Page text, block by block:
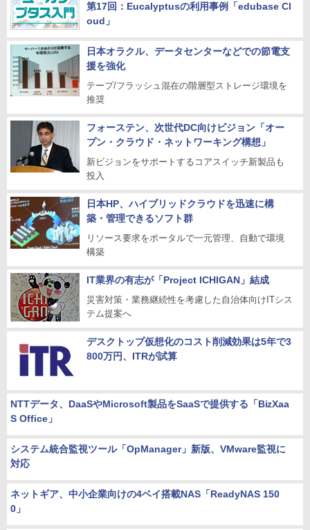
第17回：Eucalyptusの利用事例「edubase Cl
oud」
日本オラクル、データセンターなどでの節電支
援を強化
テープ/フラッシュ混在の階層型ストレージ環境を
推奨
フォーステン、次世代DC向けビジョン「オー
プン・クラウド・ネットワーキング構想」
新ビジョンをサポートするコアスイッチ新製品も
投入
日本HP、ハイブリッドクラウドを迅速に構
築・管理できるソフト群
リソース要求をポータルで一元管理、自動で環境
構築
IT業界の有志が「Project ICHIGAN」結成
災害対策・業務継続性を考慮した自治体向けITシス
テム提案へ
デスクトップ仮想化のコスト削減効果は5年で3
800万円、ITRが試算
NTTデータ、DaaSやMicrosoft製品をSaaSで提供する「BizXaa
S Office」
システム統合監視ツール「OpManager」新版、VMware監視に
対応
ネットギア、中小企業向けの4ベイ搭載NAS「ReadyNAS 150
0」